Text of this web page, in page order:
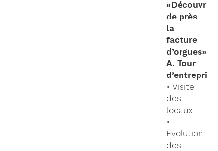
«Découvrir
de près
la
facture
d’orgues»
A. Tour
d’entreprise
• Visite
des
locaux
•
Evolution
des